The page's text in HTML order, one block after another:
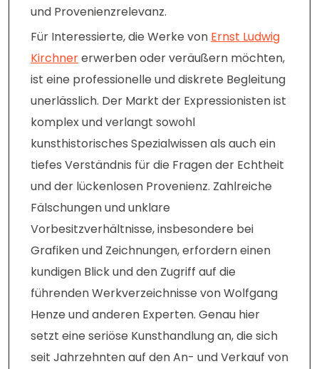
und Provenienzrelevanz.
Für Interessierte, die Werke von Ernst Ludwig
Kirchnererwerben oder veräußern möchten,
ist eine professionelle und diskrete Begleitung
unerlässlich. Der Markt der Expressionisten ist
komplex und verlangt sowohl
kunsthistorisches Spezialwissen als auch ein
tiefes Verständnis für die Fragen der Echtheit
und der lückenlosen Provenienz. Zahlreiche
Fälschungen und unklare
Vorbesitzverhältnisse, insbesondere bei
Grafiken und Zeichnungen, erfordern einen
kundigen Blick und den Zugriff auf die
führenden Werkverzeichnisse von Wolfgang
Henze und anderen Experten. Genau hier
setzt eine seriöse Kunsthandlung an, die sich
seit Jahrzehnten auf den An- und Verkauf von